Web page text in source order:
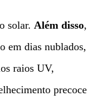
solar. Além disso,
em dias nublados,
raios UV,
precoce